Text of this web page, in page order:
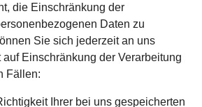
die Einschränkung der
Daten zu
Sie sich jederzeit an uns
Einschränkung der Verarbeitung
Fällen:
Ihrer bei uns gespeicherten